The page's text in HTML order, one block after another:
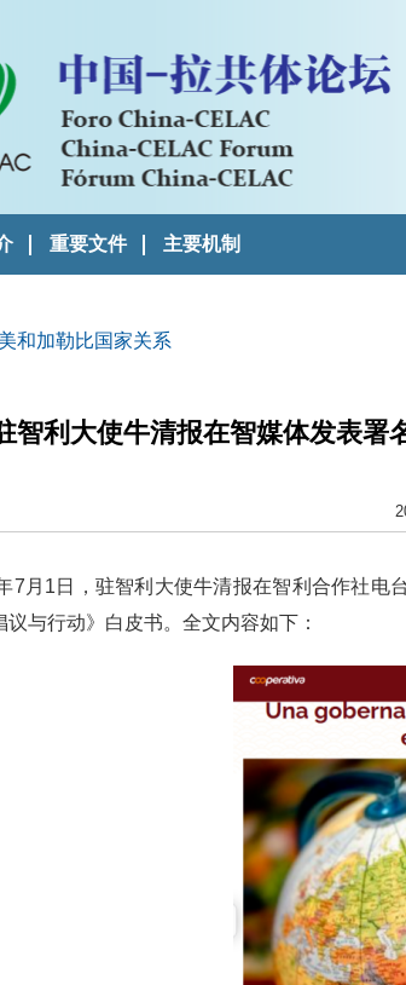
重要文件 主要机制
和加勒比国家关系
智利大使牛清报在智媒体发表署
7月1日，驻智利大使牛清报在智利合作社电
议与行动》白皮书。全文内容如下：